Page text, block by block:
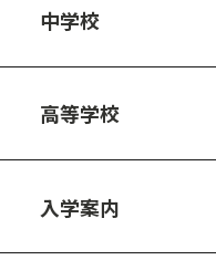
中学校
高等学校
入学案内